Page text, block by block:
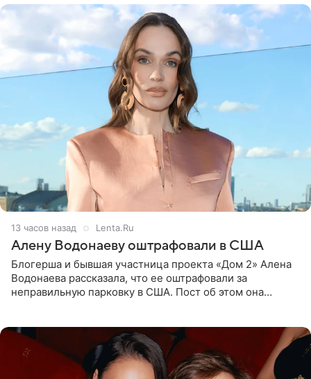
13 часов назад Lenta.Ru
Алену Водонаеву оштрафовали в США
Блогерша и бывшая участница проекта «Дом 2» Алена
Водонаева рассказала, что ее оштрафовали за
неправильную парковку в США. Пост об этом она